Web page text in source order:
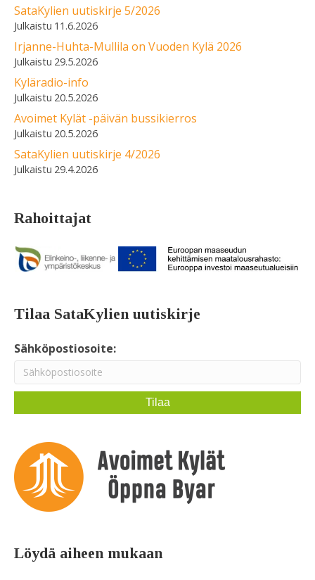
SataKylien uutiskirje 5/2026
11.6.2026
Irjanne-Huhta-Mullila on Vuoden Kylä 2026
29.5.2026
Kyläradio-info
20.5.2026
Avoimet Kylät -päivän bussikierros
20.5.2026
SataKylien uutiskirje 4/2026
29.4.2026
Rahoittajat
Tilaa SataKylien uutiskirje
Sähköpostiosoite:
Löydä aiheen mukaan